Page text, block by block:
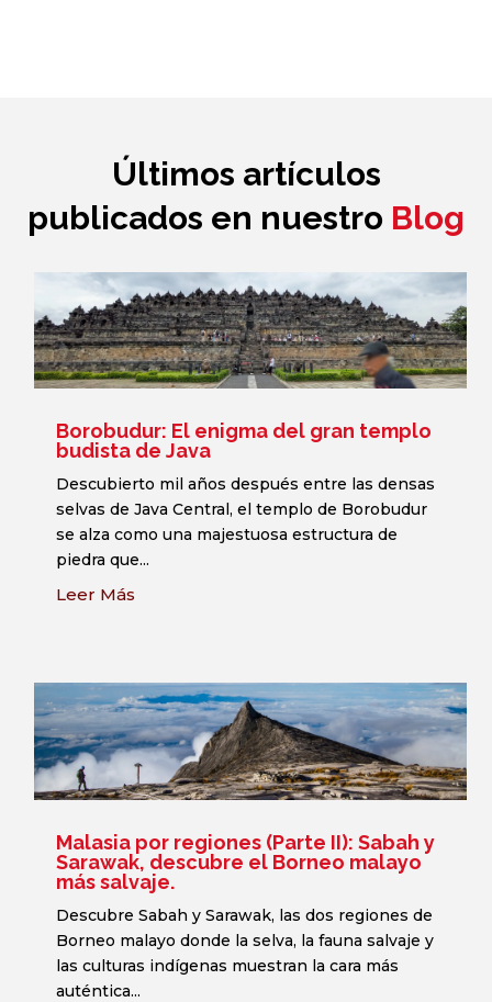
Últimos artículos
publicados en nuestro Blog
Borobudur: El enigma del gran templo
budista de Java
Descubierto mil años después entre las densas
selvas de Java Central, el templo de Borobudur
se alza como una majestuosa estructura de
piedra que...
Leer Más
Malasia por regiones (Parte II): Sabah y
Sarawak, descubre el Borneo malayo
más salvaje.
Descubre Sabah y Sarawak, las dos regiones de
Borneo malayo donde la selva, la fauna salvaje y
las culturas indígenas muestran la cara más
auténtica...